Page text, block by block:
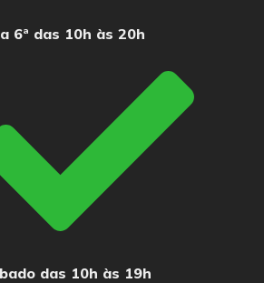
6ª das 10h às 20h
das 10h às 19h